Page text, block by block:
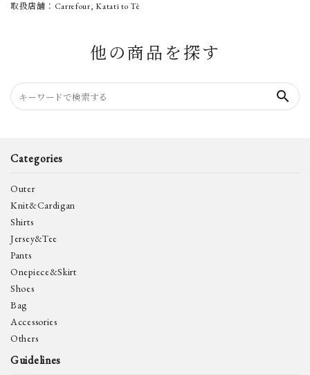
取扱店舗：Carrefour, Katati to Tè
他の商品を探す
search
Categories
Outer
Knit&Cardigan
Shirts
Jersey&Tee
Pants
Onepiece&Skirt
Shoes
Bag
Accessories
Others
Guidelines